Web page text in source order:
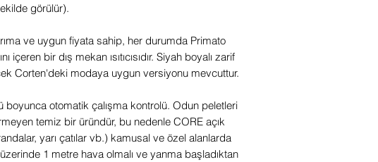
görülür).
ve uygun fiyata sahip, her durumda Primato
içeren bir dış mekan ısıtıcısıdır. Siyah boyalı zarif
Corten'deki modaya uygun versiyonu mevcuttur.
boyunca otomatik çalışma kontrolü. Odun peletleri
temiz bir üründür, bu nedenle CORE açık
yarı çatılar vb.) kamusal ve özel alanlarda
1 metre hava olmalı ve yanma başladıktan